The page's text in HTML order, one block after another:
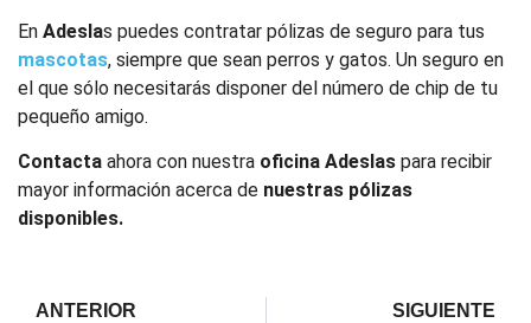
En Adeslas puedes contratar pólizas de seguro para tus
mascotas, siempre que sean perros y gatos. Un seguro en
el que sólo necesitarás disponer del número de chip de tu
pequeño amigo.
Contacta ahora con nuestra oficina Adeslas para recibir
mayor información acerca de nuestras pólizas
disponibles.
ANTERIOR
SIGUIENTE